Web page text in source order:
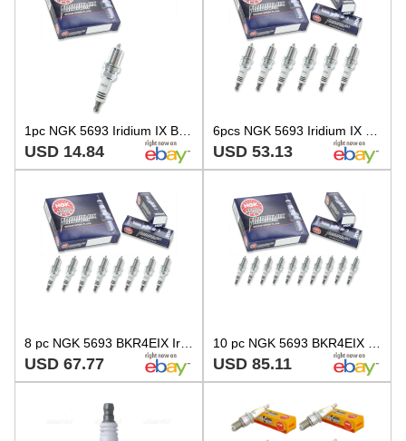
1pc NGK 5693 Iridium IX BKR4EIX ATV Spark Plug Tune Up Kit Set ru
USD 14.84 USD 53.13
8 pc NGK 5693 BKR4EIX Iridium IX Spark Plugs for XP3926 RH13439 41-831 sa
USD 67.77 USD 85.11